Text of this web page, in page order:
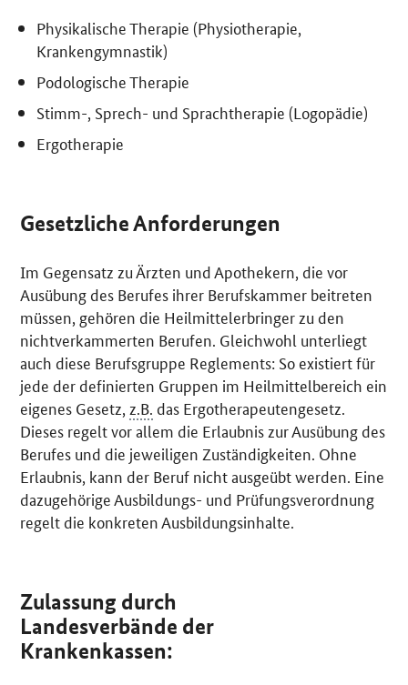
Physikalische Therapie (Physiotherapie,
Krankengymnastik)
Podologische Therapie
Stimm-, Sprech- und Sprachtherapie (Logopädie)
Ergotherapie
Gesetzliche Anforderungen
Im Gegensatz zu Ärzten und Apothekern, die vor
Ausübung des Berufes ihrer Berufskammer beitreten
müssen, gehören die Heilmittelerbringer zu den
nichtverkammerten Berufen. Gleichwohl unterliegt
auch diese Berufsgruppe Reglements: So existiert für
jede der definierten Gruppen im Heilmittelbereich ein
eigenes Gesetz, z.B. das Ergotherapeutengesetz.
Dieses regelt vor allem die Erlaubnis zur Ausübung des
Berufes und die jeweiligen Zuständigkeiten. Ohne
Erlaubnis, kann der Beruf nicht ausgeübt werden. Eine
dazugehörige Ausbildungs- und Prüfungsverordnung
regelt die konkreten Ausbildungsinhalte.
Zulassung durch
Landesverbände der
Krankenkassen: